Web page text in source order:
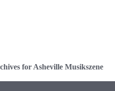
for Asheville Musikszene